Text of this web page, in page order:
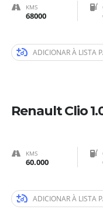
KMS
68000
ADICIONAR À LISTA
Renault Clio
KMS
60.000
ADICIONAR À LISTA